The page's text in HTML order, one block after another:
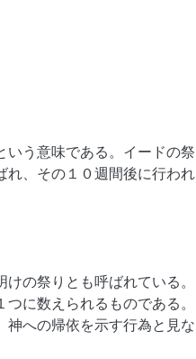
いう意味である。イードの祭
れ、その１０週間後に行われ
の祭りとも呼ばれている。
に数えられるものである。
への帰依を示す行為と見な